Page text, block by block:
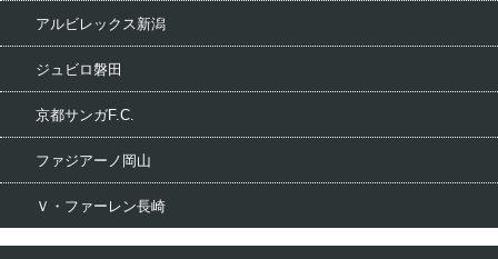
アルビレックス新潟
ジュビロ磐田
京都サンガF.C.
ファジアーノ岡山
Ｖ・ファーレン長崎